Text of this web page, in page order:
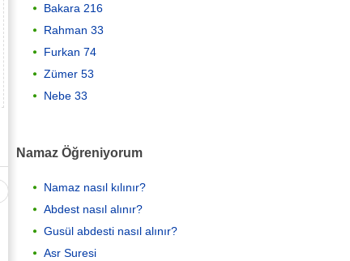
Bakara 216
Rahman 33
Furkan 74
Zümer 53
Nebe 33
Namaz Öğreniyorum
Namaz nasıl kılınır?
Abdest nasıl alınır?
Gusül abdesti nasıl alınır?
Asr Suresi